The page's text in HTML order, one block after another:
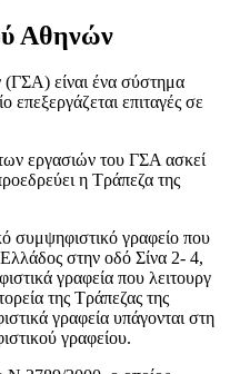
Αθηνών
είναι ένα σύστημα
επιταγές σε
εργασιών του ΓΣΑ ασκεί
η Τράπεζα της
συμψηφιστικό γραφείο που
στην οδό Σίνα 2- 4,
γραφεία που λειτουργ​​​
της Τράπεζας της
γραφεία υπάγονται στη
γραφείου.